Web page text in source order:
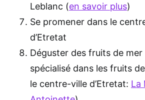
Leblanc (en savoir plus)
Se promener dans le
d’Etretat
Déguster des fruits de
spécialisé dans les fruits
le centre-ville d’Etretat: La